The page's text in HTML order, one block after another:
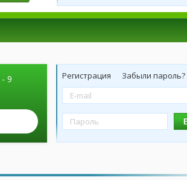
9
Регистрация Забыли пароль?